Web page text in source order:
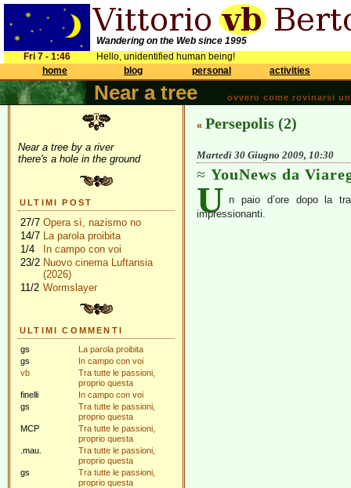
Wandering on the Web since 1995
Fri 7 - 1:46
Hello, unidentified human being!
home
blog personal activities
Near a tree ovvero come rovinarsi
Near a tree by a river
there's a hole in the ground
ULTIMI POST
27/7 Opera sì, nazismo no
14/7 La parola proibita
1/4
In campo con voi
23/2 Nuovo cinema Luftansia
(2026)
11/2 Wormslayer
ULTIMI COMMENTI
gs
La parola proibita
gs
In campo con voi
vb
Tra tutte le passioni,
proprio questa
finelli
In campo con voi
gs
Tra tutte le passioni,
proprio questa
MCP
Tra tutte le passioni,
proprio questa
.mau.
Tra tutte le passioni,
proprio questa
gs
Tra tutte le passioni,
proprio questa
« Persepolis (2)
Martedì 30 Giugno 2009, 10:30
YouNews da
U n paio d’ore dopo la
impressionanti.